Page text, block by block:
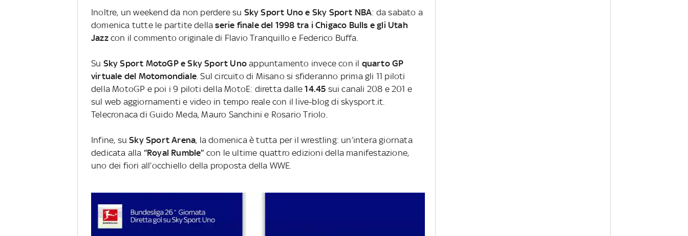
Inoltre, un weekend da non perdere su Sky Sport Uno e Sky Sport NBA: da sabato a
domenica tutte le partite della serie finale del 1998 tra i Chigaco Bulls e gli Utah
Jazzcon il commento originale di Flavio Tranquillo e Federico Buffa.
Su Sky Sport MotoGP e Sky Sport Unoappuntamento invece con il quarto GP
virtuale del Motomondiale. Sul circuito di Misano si sfideranno prima gli 11 piloti
della MotoGP e poi i 9 piloti della MotoE: diretta dalle14.45 sui canali 208 e 201 e
sul web aggiornamenti e video in tempo reale con il live-blog di skysport.it.
Telecronaca di Guido Meda, Mauro Sanchini e Rosario Triolo.
Infine, su Sky Sport Arena, la domenica è tutta per il wrestling: un’intera giornata
dedicata alla “Royal Rumble” con le ultime quattro edizioni della manifestazione,
uno dei fiori all’occhiello della proposta della WWE.